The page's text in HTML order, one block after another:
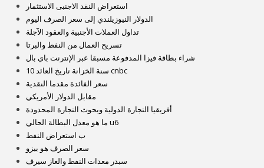
استعراض النقد الاجنبى الاستثمار
الدولار النيوزيلندي إلى سعر الصرف اليوم
تداول العملات الأجنبية والعقود الآجلة
تسريح العمال من النفط والبرتا
شراء بطاقة فيزا المدفوعة مسبقا عبر الإنترنت باي بال
10 سنة الخزانة تاريخ العائد cnbc
سعر الفائدة مقدما النقدية
مقابل الدولار الأمريكي
أفريقيا التجارة الدولية وبحوث التجارة المحدودة
ما هو معدل البطالة الحالي u6
ب استعراض النفط
سعر الصرف هو بيزو
سبدر معدات النفط والغاز سيرف